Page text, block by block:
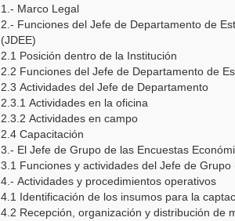
1.- Marco Legal
2.- Funciones del Jefe de Departamento de
(JDEE)
2.1 Posición dentro de la Institución
2.2 Funciones del Jefe de Departamento de
2.3 Actividades del Jefe de Departamento
2.3.1 Actividades en la oficina
2.3.2 Actividades en campo
2.4 Capacitación
3.- El Jefe de Grupo de las Encuestas
3.1 Funciones y actividades del Jefe de Grupo
4.- Actividades y procedimientos operativos
4.1 Identificación de los insumos para la
4.2 Recepción, organización y distribución de